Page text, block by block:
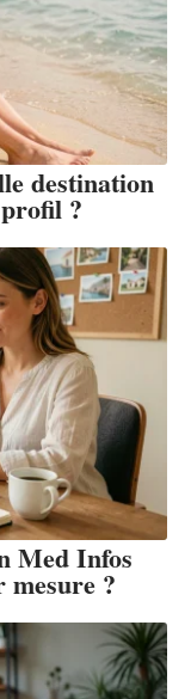
destination
?
Med Infos
?